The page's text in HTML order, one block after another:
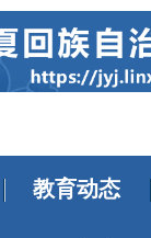
教育动态